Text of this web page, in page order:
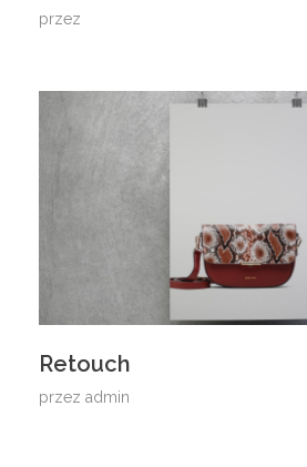
przez
Retouch
przez admin